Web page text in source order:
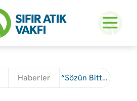
Haberler “Sözün Bittiği, Hareketin Başladığı Yerdeyiz: COP31 Yolculuğumuz Başlıyor”